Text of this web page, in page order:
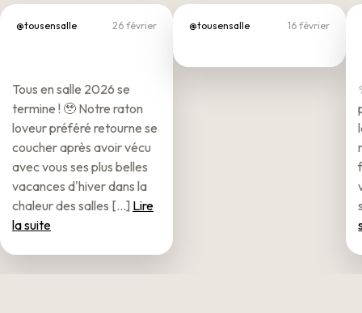
@tousensalle 26 février
Tous en salle 2026 se
termine ! 🥹 Notre raton
loveur préféré retourne se
coucher après avoir vécu
avec vous ses plus belles
vacances d'hiver dans la
chaleur des salles [...] Lire
la suite
@tousensalle 16 février